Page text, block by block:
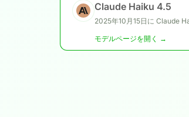
Claude Haiku 4.5
モデルページを開く →